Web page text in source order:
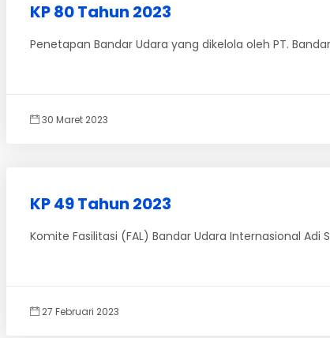
KP 80 Tahun 2023
Penetapan Bandar Udara yang dikelola oleh PT.
30 Maret 2023
KP 49 Tahun 2023
Komite Fasilitasi (FAL) Bandar Udara Internasional
27 Februari 2023